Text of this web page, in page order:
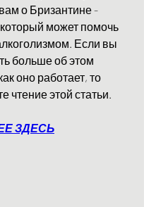
о Бризантине -
может помочь
Если вы
больше об этом
оно работает, то
чтение этой статьи.
ЗДЕСЬ